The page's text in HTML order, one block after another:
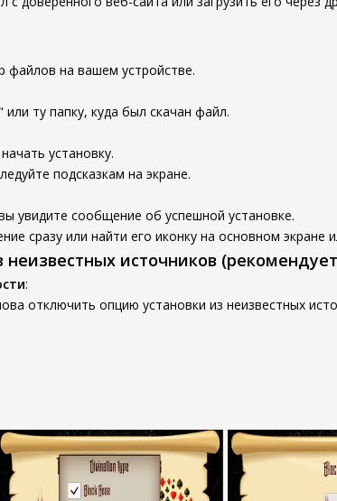
файлов на вашем устройстве.
или ту папку, куда был скачан файл.
установку.
подсказкам на экране.
увидите сообщение об успешной установке.
сразу или найти его иконку на основном экране
источников
:
отключить опцию установки из неизвестных